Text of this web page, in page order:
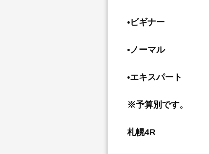
•ビギナー
•ノーマル
•エキスパート
※予算別です。
札幌4R